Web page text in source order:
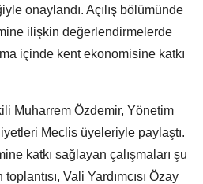
onaylandı. Açılış bölümünde
ilişkin değerlendirmelerde
içinde kent ekonomisine katkı
Muharrem Özdemir, Yönetim
Meclis üyeleriyle paylaştı.
katkı sağlayan çalışmaları şu
Vali Yardımcısı Özay